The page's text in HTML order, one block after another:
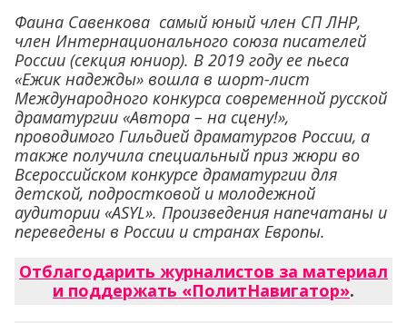
Фаина Савенкова самый юный член СП ЛНР,
член Интернационального союза писателей
России (секция юниор). В 2019 году ее пьеса
«Ежик надежды» вошла в шорт-лист
Международного конкурса современной русской
драматургии «Автора – на сцену!»,
проводимого Гильдией драматургов России, а
также получила специальный приз жюри во
Всероссийском конкурсе драматургии для
детской, подростковой и молодежной
аудитории «ASYL». Произведения напечатаны и
переведены в России и странах Европы.
Отблагодарить журналистов за материал
и поддержать «ПолитНавигатор».